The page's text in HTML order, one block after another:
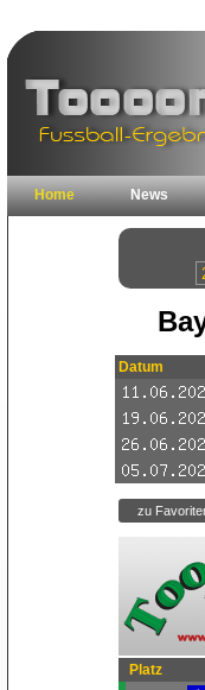
Home News
Datum
Platz